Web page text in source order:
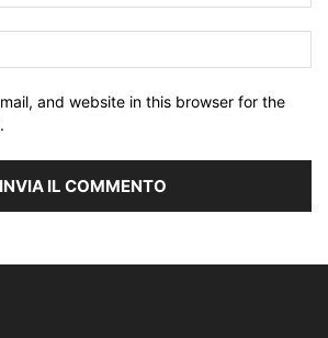
and website in this browser for the